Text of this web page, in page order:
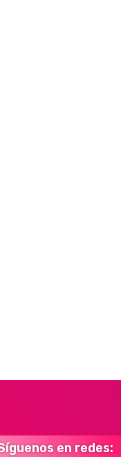
en redes: